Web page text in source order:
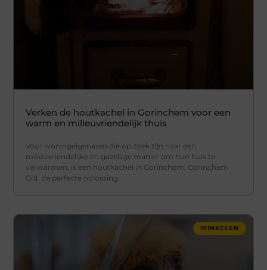
Verken de houtkachel in Gorinchem voor een
warm en milieuvriendelijk thuis
Voor woningeigenaren die op zoek zijn naar een
milieuvriendelijke en gezellige manier om hun huis te
verwarmen, is een houtkachel in Gorinchem. Gorinchem
Gid. de perfecte oplossing.
WINKELEN